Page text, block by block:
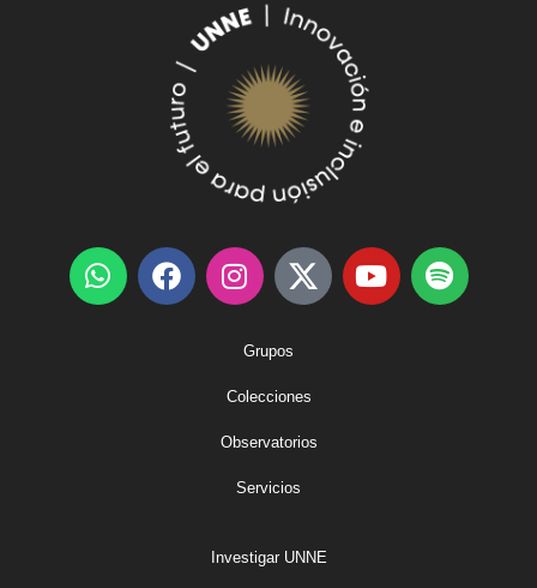
Grupos
Colecciones
Observatorios
Servicios
Investigar UNNE